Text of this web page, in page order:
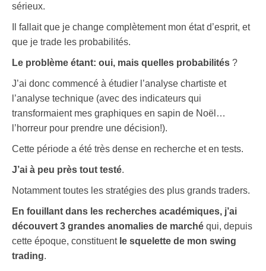
sérieux.
Il fallait que je change complètement mon état d’esprit, et
que je trade les probabilités.
Le problème étant: oui, mais quelles probabilités ?
J’ai donc commencé à étudier l’analyse chartiste et
l’analyse technique (avec des indicateurs qui
transformaient mes graphiques en sapin de Noël…
l’horreur pour prendre une décision!).
Cette période a été très dense en recherche et en tests.
J’ai à peu près tout testé.
Notamment toutes les stratégies des plus grands traders.
En fouillant dans les recherches académiques, j’ai
découvert 3 grandes anomalies de marché qui, depuis
cette époque, constituent le squelette de mon swing
trading.